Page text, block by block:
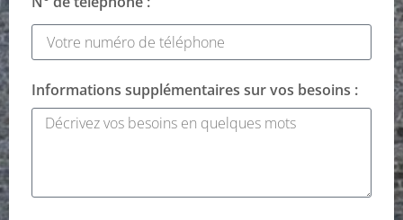
Informations supplémentaires sur vos besoins :